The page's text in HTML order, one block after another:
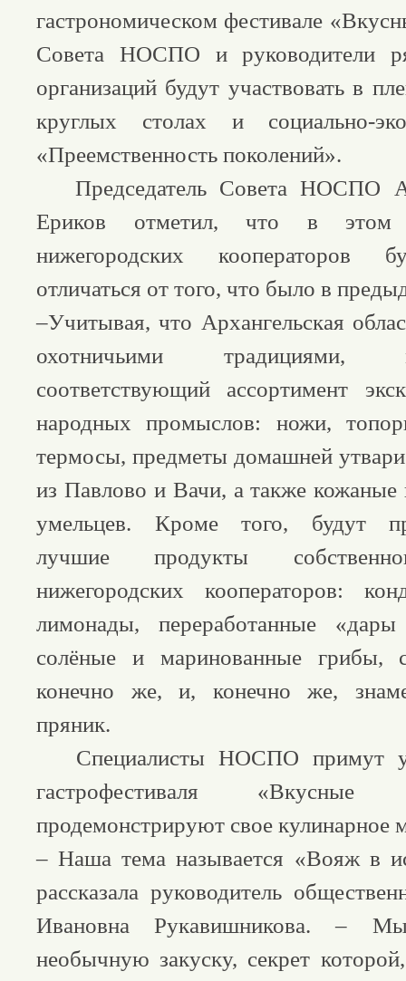
гастрономическом фестивале
Совета НОСПО и руководители
организаций будут участвовать в
круглых столах и социально-
«Преемственность поколений».
Председатель Совета НОСПО
Ериков отметил, что в этом
нижегородских кооператоров
отличаться от того, что было в
–Учитывая, что Архангельская
охотничьими
соответствующий ассортимент
народных промыслов: ножи,
термосы, предметы домашней
из Павлово и Вачи, а также кожаные
умельцев. Кроме того, будут
лучшие продукты
нижегородских кооператоров:
лимонады, переработанные
солёные и маринованные грибы,
конечно же, и, конечно же,
пряник.
Специалисты НОСПО примут
гастрофестиваля
продемонстрируют свое кулинарное
– Наша тема называется «Вояж в
рассказала руководитель
Ивановна Рукавишникова. –
необычную закуску, секрет